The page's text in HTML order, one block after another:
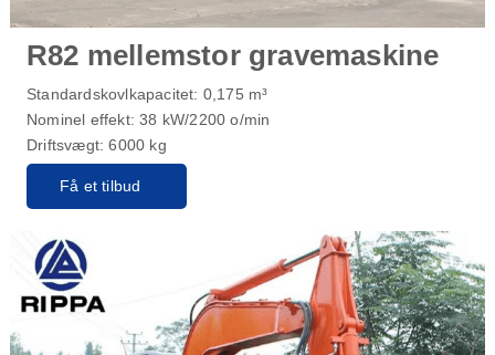
R82 mellemstor gravemaskine
Standardskovlkapacitet: 0,175 m³
Nominel effekt: 38 kW/2200 o/min
Driftsvægt: 6000 kg
Få et tilbud